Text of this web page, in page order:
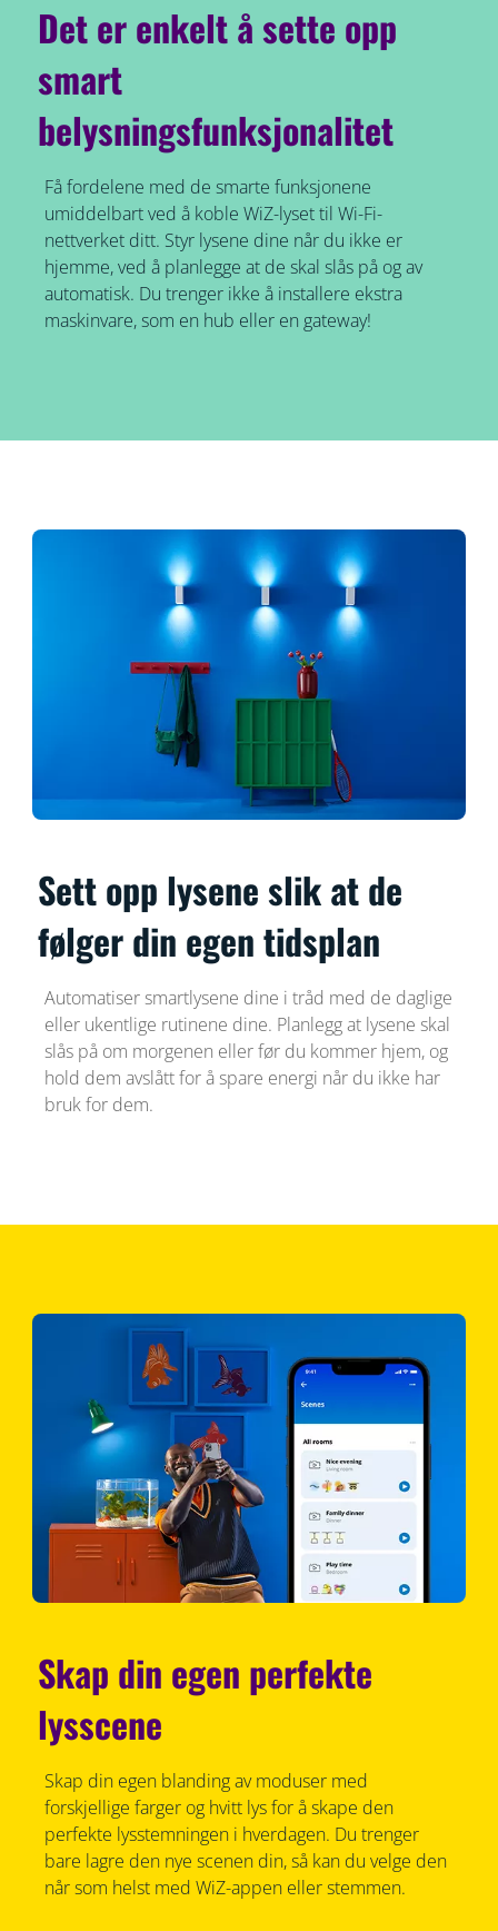
Det er enkelt å sette opp
smart
belysningsfunksjonalitet
Få fordelene med de smarte funksjonene
umiddelbart ved å koble WiZ-lyset til Wi-Fi-
nettverket ditt. Styr lysene dine når du ikke er
hjemme, ved å planlegge at de skal slås på og av
automatisk. Du trenger ikke å installere ekstra
maskinvare, som en hub eller en gateway!
Sett opp lysene slik at de
følger din egen tidsplan
Automatiser smartlysene dine i tråd med de daglige
eller ukentlige rutinene dine. Planlegg at lysene skal
slås på om morgenen eller før du kommer hjem, og
hold dem avslått for å spare energi når du ikke har
bruk for dem.
Skap din egen perfekte
lysscene
Skap din egen blanding av moduser med
forskjellige farger og hvitt lys for å skape den
perfekte lysstemningen i hverdagen. Du trenger
bare lagre den nye scenen din, så kan du velge den
når som helst med WiZ-appen eller stemmen.